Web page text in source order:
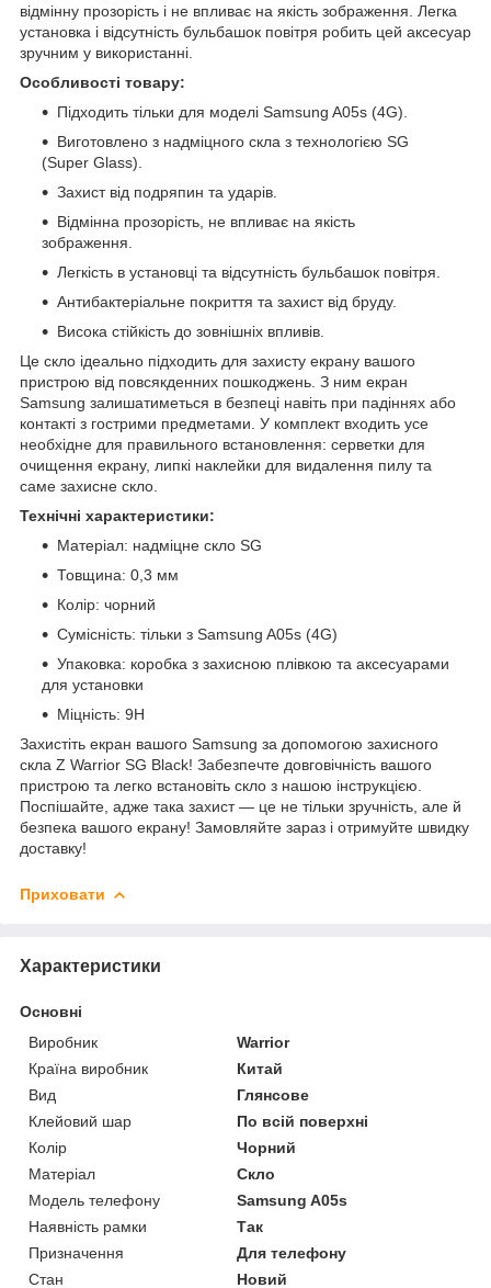
відмінну прозорість і не впливає на якість зображення. Легка
установка і відсутність бульбашок повітря робить цей аксесуар
зручним у використанні.
Особливості товару:
Підходить тільки для моделі Samsung A05s (4G).
Виготовлено з надміцного скла з технологією SG
(Super Glass).
Захист від подряпин та ударів.
Відмінна прозорість, не впливає на якість
зображення.
Легкість в установці та відсутність бульбашок повітря.
Антибактеріальне покриття та захист від бруду.
Висока стійкість до зовнішніх впливів.
Це скло ідеально підходить для захисту екрану вашого
пристрою від повсякденних пошкоджень. З ним екран
Samsung залишатиметься в безпеці навіть при падіннях або
контакті з гострими предметами. У комплект входить усе
необхідне для правильного встановлення: серветки для
очищення екрану, липкі наклейки для видалення пилу та
саме захисне скло.
Технічні характеристики:
Матеріал: надміцне скло SG
Товщина: 0,3 мм
Колір: чорний
Сумісність: тільки з Samsung A05s (4G)
Упаковка: коробка з захисною плівкою та аксесуарами
для установки
Міцність: 9H
Захистіть екран вашого Samsung за допомогою захисного
скла Z Warrior SG Black! Забезпечте довговічність вашого
пристрою та легко встановіть скло з нашою інструкцією.
Поспішайте, адже така захист — це не тільки зручність, але й
безпека вашого екрану! Замовляйте зараз і отримуйте швидку
доставку!
Приховати
Характеристики
Основні
Виробник
Warrior
Країна виробник
Китай
Вид
Глянсове
Клейовий шар
По всій поверхні
Колір
Чорний
Матеріал
Скло
Модель телефону
Samsung A05s
Наявність рамки
Так
Призначення
Для телефону
Стан
Новий